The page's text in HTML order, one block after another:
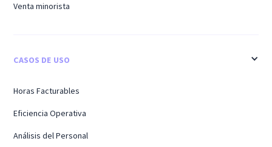
Venta minorista
CASOS DE USO
Horas Facturables
Eficiencia Operativa
Análisis del Personal